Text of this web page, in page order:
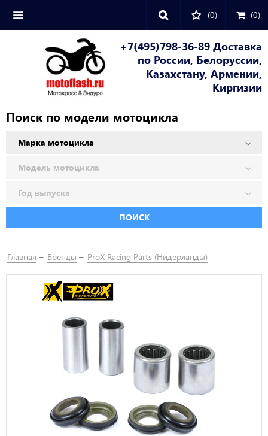
(0) (0)
+7(495)798-36-89 Доставка
по России, Белоруссии,
Казахстану, Армении,
Киргизии
Поиск по модели мотоцикла
ПОИСК
Главная Бренды ProX Racing Parts (Нидерланды)